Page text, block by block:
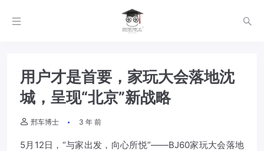
用户才是首要，家玩大会落地沈
城，呈现“北京”新战略
邢车博士 3 年 前
5月12日，“与家出发，向心所悦”——BJ60家玩大会落地